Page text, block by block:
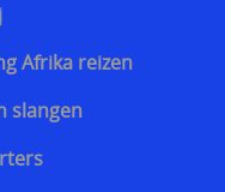
Afrika reizen
slangen